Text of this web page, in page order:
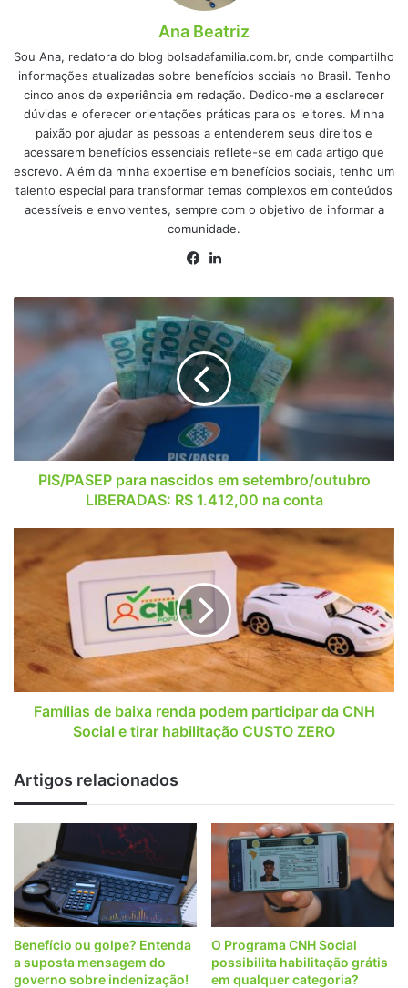
Ana Beatriz
Sou Ana, redatora do blog bolsadafamilia.com.br, onde compartilho
informações atualizadas sobre benefícios sociais no Brasil. Tenho
cinco anos de experiência em redação. Dedico-me a esclarecer
dúvidas e oferecer orientações práticas para os leitores. Minha
paixão por ajudar as pessoas a entenderem seus direitos e
acessarem benefícios essenciais reflete-se em cada artigo que
escrevo. Além da minha expertise em benefícios sociais, tenho um
talento especial para transformar temas complexos em conteúdos
acessíveis e envolventes, sempre com o objetivo de informar a
comunidade.
Facebook
PIS/PASEP
nascidos
em
setembro/outubro
na
contaPIS/PASEP para nascidos em setembro/outubro
LIBERADAS: R$ 1.412,00 na conta
de
baixa
podem
participar
da
CNH
Social
ZERO
Famílias de baixa renda podem participar da CNH
Social e tirar habilitação CUSTO ZERO
Artigos relacionados
Benefício ou golpe? Entenda
a suposta mensagem do
governo sobre indenização!
O Programa CNH Social
possibilita habilitação grátis
em qualquer categoria?